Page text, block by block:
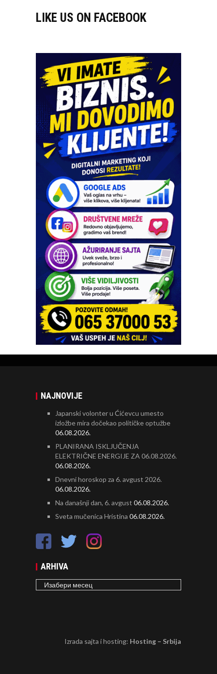
LIKE US ON FACEBOOK
NAJNOVIJE
Japanski volonter u Ćićevcu umesto
izložbe mira dočekao političke optužbe
06.08.2026.
PLANIRANA ISKLJUČENJA
ELEKTRIČNE ENERGIJE ZA 06.08.2026.
06.08.2026.
Dnevni horoskop za 6. avgust 2026.
06.08.2026.
Na današnji dan, 6. avgust 06.08.2026.
Sveta mučenica Hristina 06.08.2026.
ARHIVA
ARHIVA
Izrada sajta i hosting: Hosting – Srbija